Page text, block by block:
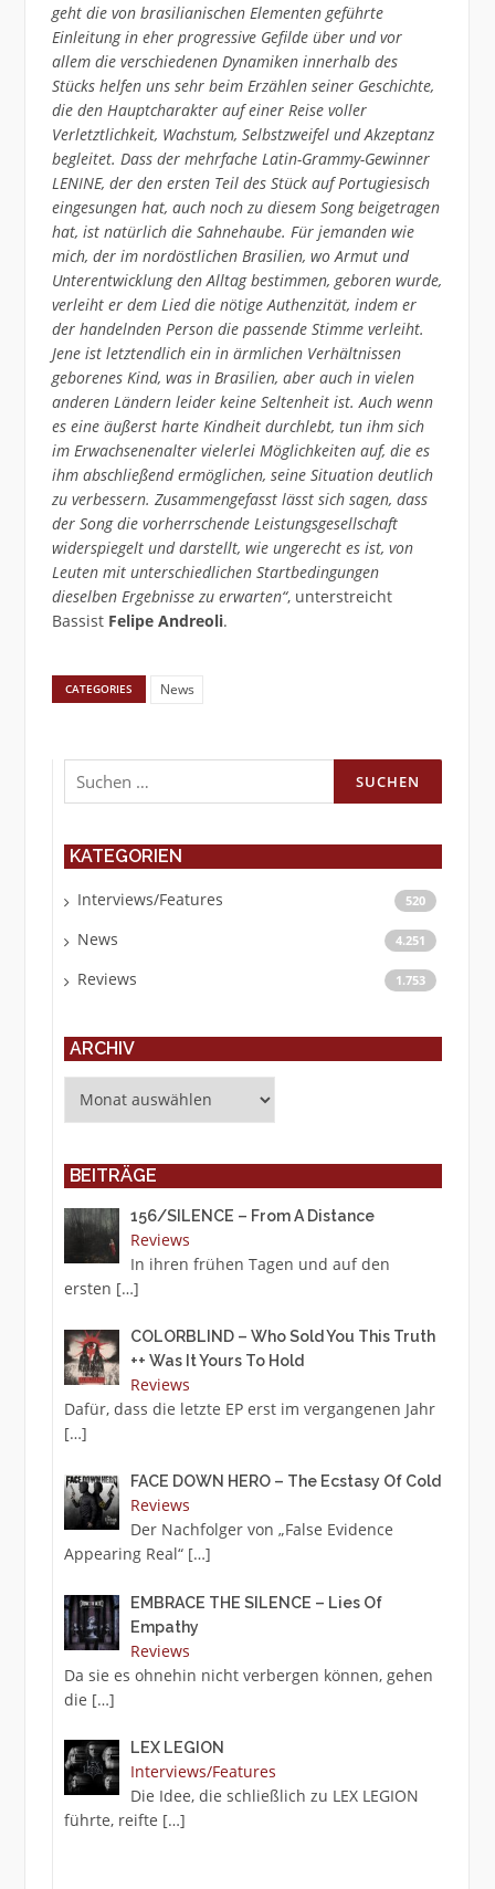
geht die von brasilianischen Elementen geführte
Einleitung in eher progressive Gefilde über und vor
allem die verschiedenen Dynamiken innerhalb des
Stücks helfen uns sehr beim Erzählen seiner Geschichte,
die den Hauptcharakter auf einer Reise voller
Verletztlichkeit, Wachstum, Selbstzweifel und Akzeptanz
begleitet. Dass der mehrfache Latin-Grammy-Gewinner
LENINE, der den ersten Teil des Stück auf Portugiesisch
eingesungen hat, auch noch zu diesem Song beigetragen
hat, ist natürlich die Sahnehaube. Für jemanden wie
mich, der im nordöstlichen Brasilien, wo Armut und
Unterentwicklung den Alltag bestimmen, geboren wurde,
verleiht er dem Lied die nötige Authenzität, indem er
der handelnden Person die passende Stimme verleiht.
Jene ist letztendlich ein in ärmlichen Verhältnissen
geborenes Kind, was in Brasilien, aber auch in vielen
anderen Ländern leider keine Seltenheit ist. Auch wenn
es eine äußerst harte Kindheit durchlebt, tun ihm sich
im Erwachsenenalter vielerlei Möglichkeiten auf, die es
ihm abschließend ermöglichen, seine Situation deutlich
zu verbessern. Zusammengefasst lässt sich sagen, dass
der Song die vorherrschende Leistungsgesellschaft
widerspiegelt und darstellt, wie ungerecht es ist, von
Leuten mit unterschiedlichen Startbedingungen
dieselben Ergebnisse zu erwarten“, unterstreicht
Bassist Felipe Andreoli.
CATEGORIES News
Suchen
nach:
KATEGORIEN
Interviews/Features 520
News 4.251
Reviews 1.753
ARCHIV
BEITRÄGE
156/SILENCE – From A Distance
Reviews
In ihren frühen Tagen und auf den
ersten […]
COLORBLIND – Who Sold You This Truth
++ Was It Yours To Hold
Reviews
Dafür, dass die letzte EP erst im vergangenen Jahr
[…]
FACE DOWN HERO – The Ecstasy Of Cold
Reviews
Der Nachfolger von „False Evidence
Appearing Real“ […]
EMBRACE THE SILENCE – Lies Of
Empathy
Reviews
Da sie es ohnehin nicht verbergen können, gehen
die […]
LEX LEGION
Interviews/Features
Die Idee, die schließlich zu LEX LEGION
führte, reifte […]